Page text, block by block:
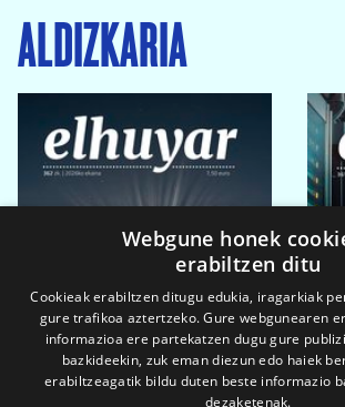
ALDIZKARIA
Webgune honek
erabiltzen ditu
Cookieak erabiltzen ditugu edukia, iragarkiak
gure trafikoa aztertzeko. Gure webgunearen
informazioa ere partekatzen dugu gure
bazkideekin, zuk eman diezun edo haiek
erabiltzeagatik bildu duten beste informazio
dezaketenak.